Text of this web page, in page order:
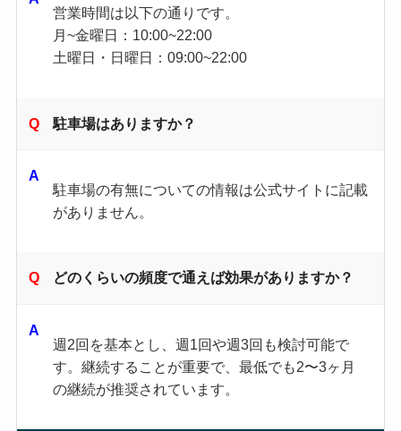
営業時間は以下の通りです。
月~金曜日：10:00~22:00
土曜日・日曜日：09:00~22:00
駐車場はありますか？
駐車場の有無についての情報は公式サイトに記載
がありません。
どのくらいの頻度で通えば効果がありますか？
週2回を基本とし、週1回や週3回も検討可能で
す。継続することが重要で、最低でも2〜3ヶ月
の継続が推奨されています。